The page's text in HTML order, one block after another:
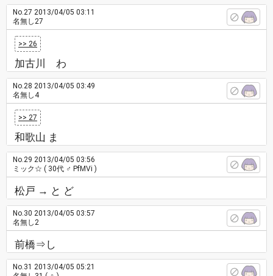
No.27 2013/04/05 03:11
名無し27
>> 26
加古川 わ
No.28 2013/04/05 03:49
名無し4
>> 27
和歌山 ま
No.29 2013/04/05 03:56
ミック☆ ( 30代 ♂ PfMVi )
松戸 → と ど
No.30 2013/04/05 03:57
名無し2
前橋⇒し
No.31 2013/04/05 05:21